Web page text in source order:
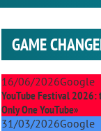
GAME
16/06/2026Google
YouTube Festival 2026:
Only One YouTube»
31/03/2026Google